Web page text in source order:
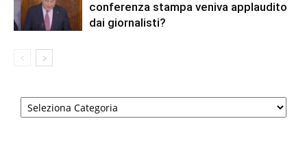
conferenza stampa veniva applaudito
dai giornalisti?
Categorie